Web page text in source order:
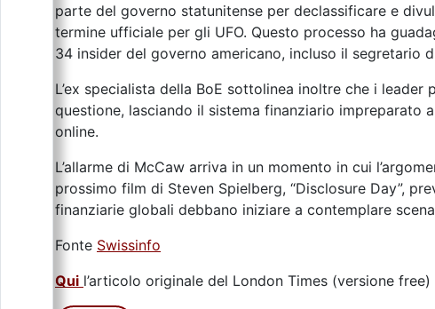
parte del governo statunitense per declassificare e
termine ufficiale per gli UFO. Questo processo ha
34 insider del governo americano, incluso il segretario
L’ex specialista della BoE sottolinea inoltre che i
questione, lasciando il sistema finanziario impreparato
online.
L’allarme di McCaw arriva in un momento in cui
prossimo film di Steven Spielberg, “Disclosure Day”,
finanziarie globali debbano iniziare a contemplare
Fonte Swissinfo
Qui l’articolo originale del London Times (versione